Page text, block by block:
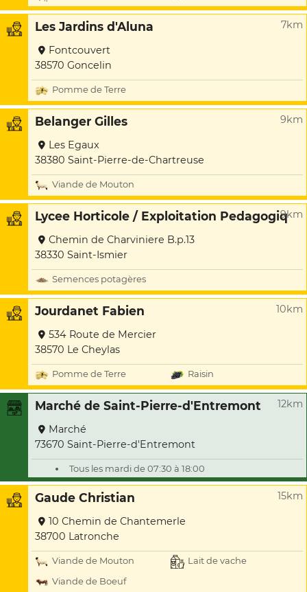
Les Jardins d'Aluna 7km
Fontcouvert
38570 Goncelin
Pomme de Terre
Belanger Gilles 9km
Les Egaux
38380 Saint-Pierre-de-Chartreuse
Viande de Mouton
Lycee Horticole / Exploitation Pedagogiq9km
Chemin de Charviniere B.p.13
38330 Saint-Ismier
Semences potagères
Jourdanet Fabien 10km
534 Route de Mercier
38570 Le Cheylas
Pomme de Terre Raisin
Marché de Saint-Pierre-d'Entremont 12km
Marché
73670 Saint-Pierre-d'Entremont
Tous les mardi de 07:30 à 18:00
Gaude Christian 15km
10 Chemin de Chantemerle
38700 Latronche
Viande de Mouton
Lait de vache
Viande de Boeuf